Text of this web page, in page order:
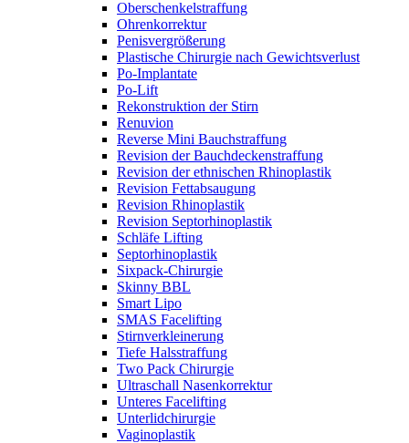
Oberschenkelstraffung
Ohrenkorrektur
Penisvergrößerung
Plastische Chirurgie nach Gewichtsverlust
Po-Implantate
Po-Lift
Rekonstruktion der Stirn
Renuvion
Reverse Mini Bauchstraffung
Revision der Bauchdeckenstraffung
Revision der ethnischen Rhinoplastik
Revision Fettabsaugung
Revision Rhinoplastik
Revision Septorhinoplastik
Schläfe Lifting
Septorhinoplastik
Sixpack-Chirurgie
Skinny BBL
Smart Lipo
SMAS Facelifting
Stirnverkleinerung
Tiefe Halsstraffung
Two Pack Chirurgie
Ultraschall Nasenkorrektur
Unteres Facelifting
Unterlidchirurgie
Vaginoplastik